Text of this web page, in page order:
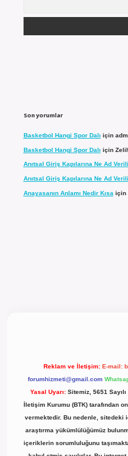
Son yorumlar
Basketbol Hangi Spor Dalı için
Basketbol Hangi Spor Dalı için
Anıtsal Giriş Kapılarına Ne Ad
Anıtsal Giriş Kapılarına Ne Ad
Anayasanın Anlamı Nedir Kısa için
Reklam ve İletişim: E-mail:
forumhizmeti@gmail.com
Yasal Uyarı: Sitemiz, 5651
İletişim Kurumu (BTK) tarafından
vermektedir. Bu nedenle, sitedeki
araştırma yükümlülüğümüz
içeriklerin sorumluluğunu